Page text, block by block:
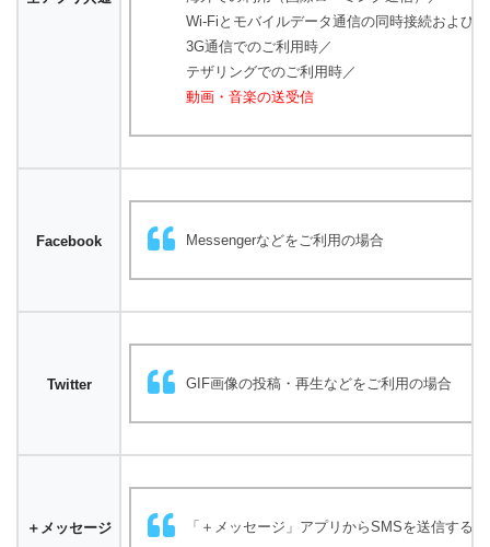
Wi-Fiとモバイルデータ通信の同時接続および
3G通信でのご利用時／
テザリングでのご利用時／
動画・音楽の送受信
Facebook Messengerなどをご利用の場合
Twitter GIF画像の投稿・再生などをご利用の場合
＋メッセージ 「＋メッセージ」アプリからSMSを送信する